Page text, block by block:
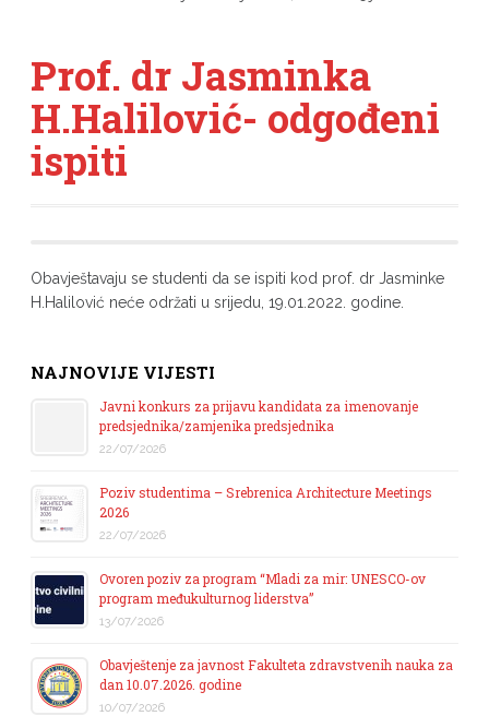
Prof. dr Jasminka
H.Halilović- odgođeni
ispiti
Obavještavaju se studenti da se ispiti kod prof. dr Jasminke
H.Halilović neće održati u srijedu, 19.01.2022. godine.
NAJNOVIJE VIJESTI
Javni konkurs za prijavu kandidata za imenovanje
predsjednika/zamjenika predsjednika
22/07/2026
Poziv studentima – Srebrenica Architecture Meetings
2026
22/07/2026
Ovoren poziv za program “Mladi za mir: UNESCO-ov
program međukulturnog liderstva”
13/07/2026
Obavještenje za javnost Fakulteta zdravstvenih nauka za
dan 10.07.2026. godine
10/07/2026